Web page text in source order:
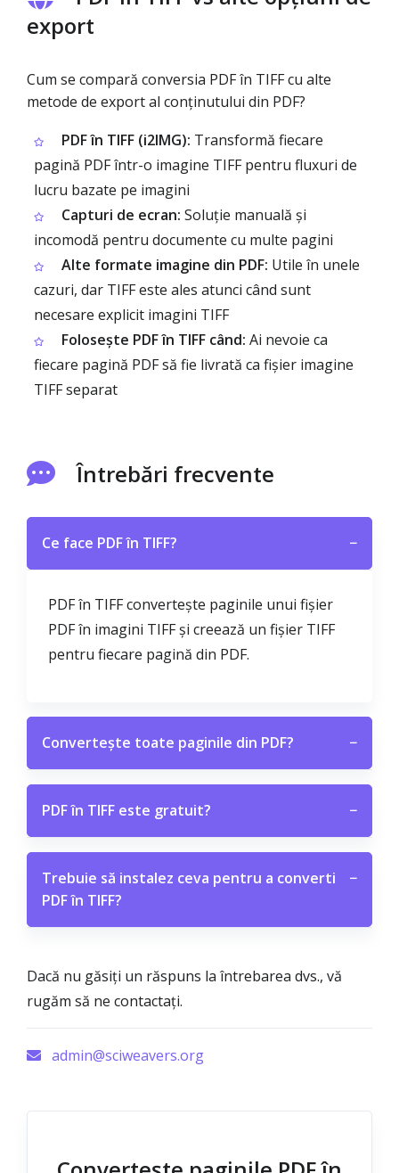
export
Cum se compară conversia PDF în TIFF cu alte
metode de export al conținutului din PDF?
PDF în TIFF (i2IMG): Transformă fiecare
pagină PDF într-o imagine TIFF pentru fluxuri de
lucru bazate pe imagini
Capturi de ecran: Soluție manuală și
incomodă pentru documente cu multe pagini
Alte formate imagine din PDF: Utile în unele
cazuri, dar TIFF este ales atunci când sunt
necesare explicit imagini TIFF
Folosește PDF în TIFF când: Ai nevoie ca
fiecare pagină PDF să fie livrată ca fișier imagine
TIFF separat
Întrebări frecvente
Ce face PDF în TIFF? −
PDF în TIFF convertește paginile unui fișier
PDF în imagini TIFF și creează un fișier TIFF
pentru fiecare pagină din PDF.
Convertește toate paginile din PDF? −
PDF în TIFF este gratuit? −
Trebuie să instalez ceva pentru a converti
PDF în TIFF?
−
Dacă nu găsiți un răspuns la întrebarea dvs., vă
rugăm să ne contactați.
admin@sciweavers.org